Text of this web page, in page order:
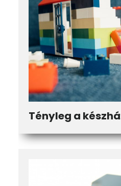
Tényleg a